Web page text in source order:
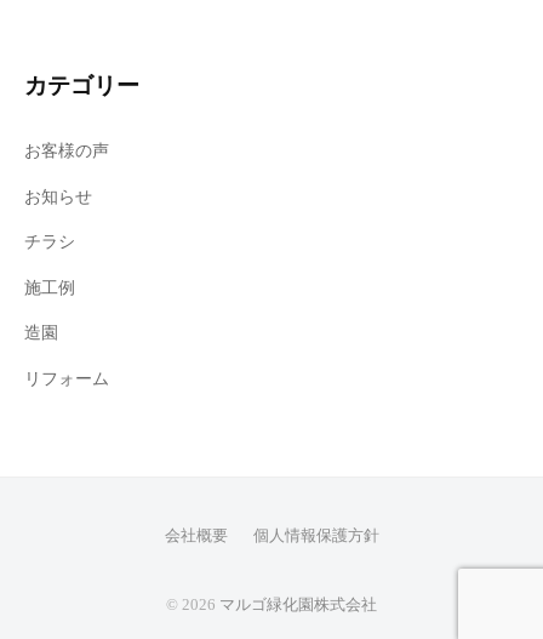
カテゴリー
お客様の声
お知らせ
チラシ
施工例
造園
リフォーム
会社概要 個人情報保護方針
© 2026 マルゴ緑化園株式会社